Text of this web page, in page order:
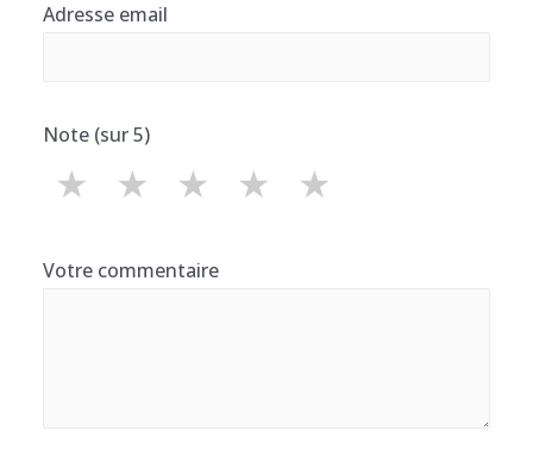
Adresse email
Note (sur 5)
★
★
★
★
★
Votre commentaire